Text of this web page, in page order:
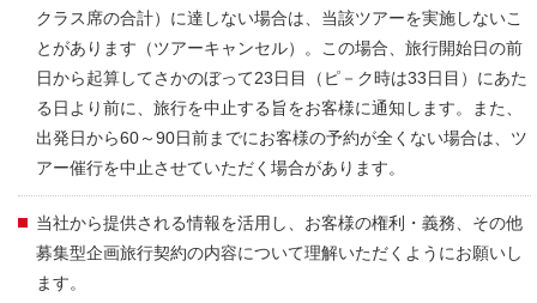
クラス席の合計）に達しない場合は、当該ツアーを実施しないこ
とがあります（ツアーキャンセル）。この場合、旅行開始日の前
日から起算してさかのぼって23日目（ピ－ク時は33日目）にあた
る日より前に、旅行を中止する旨をお客様に通知します。また、
出発日から60～90日前までにお客様の予約が全くない場合は、ツ
アー催行を中止させていただく場合があります。
当社から提供される情報を活用し、お客様の権利・義務、その他
募集型企画旅行契約の内容について理解いただくようにお願いし
ます。